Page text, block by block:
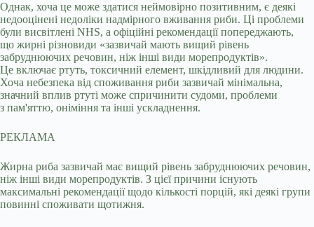
Однак, хоча це може здатися неймовірно позитивним, є деякі
недооцінені недоліки надмірного вживання риби. Ці проблеми
були висвітлені NHS, а офіційні рекомендації попереджають,
що жирні різновиди «зазвичай мають вищий рівень
забруднюючих речовин, ніж інші види морепродуктів».
Це включає ртуть, токсичний елемент, шкідливий для людини.
Хоча небезпека від споживання риби зазвичай мінімальна,
значний вплив ртуті може спричинити судоми, проблеми
з пам'яттю, оніміння та інші ускладнення.
РЕКЛАМА
Жирна риба зазвичай має вищий рівень забруднюючих речовин,
ніж інші види морепродуктів. З цієї причини існують
максимальні рекомендації щодо кількості порцій, які деякі групи
повинні споживати щотижня.